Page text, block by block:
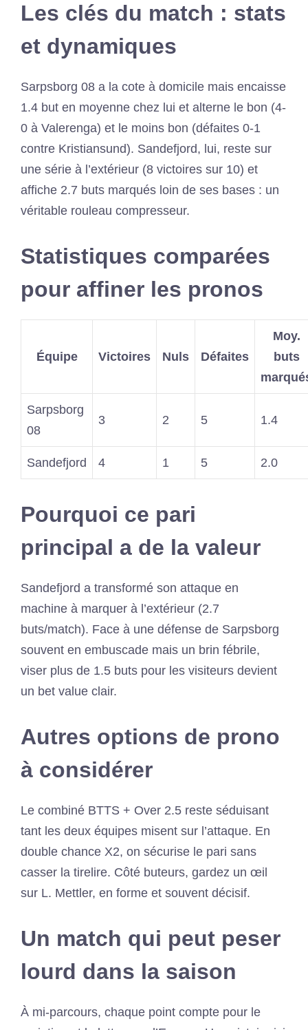
Les clés du match : stats
et dynamiques
Sarpsborg 08 a la cote à domicile mais encaisse
1.4 but en moyenne chez lui et alterne le bon (4-
0 à Valerenga) et le moins bon (défaites 0-1
contre Kristiansund). Sandefjord, lui, reste sur
une série à l’extérieur (8 victoires sur 10) et
affiche 2.7 buts marqués loin de ses bases : un
véritable rouleau compresseur.
Statistiques comparées
pour affiner les pronos
Équipe Victoires Nuls Défaites
Moy.
buts
Sarpsborg
08
3 2 5 1.4
Sandefjord 4 1 5 2.0
Pourquoi ce pari
principal a de la valeur
Sandefjord a transformé son attaque en
machine à marquer à l’extérieur (2.7
buts/match). Face à une défense de Sarpsborg
souvent en embuscade mais un brin fébrile,
viser plus de 1.5 buts pour les visiteurs devient
un bet value clair.
Autres options de prono
à considérer
Le combiné BTTS + Over 2.5 reste séduisant
tant les deux équipes misent sur l’attaque. En
double chance X2, on sécurise le pari sans
casser la tirelire. Côté buteurs, gardez un œil
sur L. Mettler, en forme et souvent décisif.
Un match qui peut peser
lourd dans la saison
À mi-parcours, chaque point compte pour le